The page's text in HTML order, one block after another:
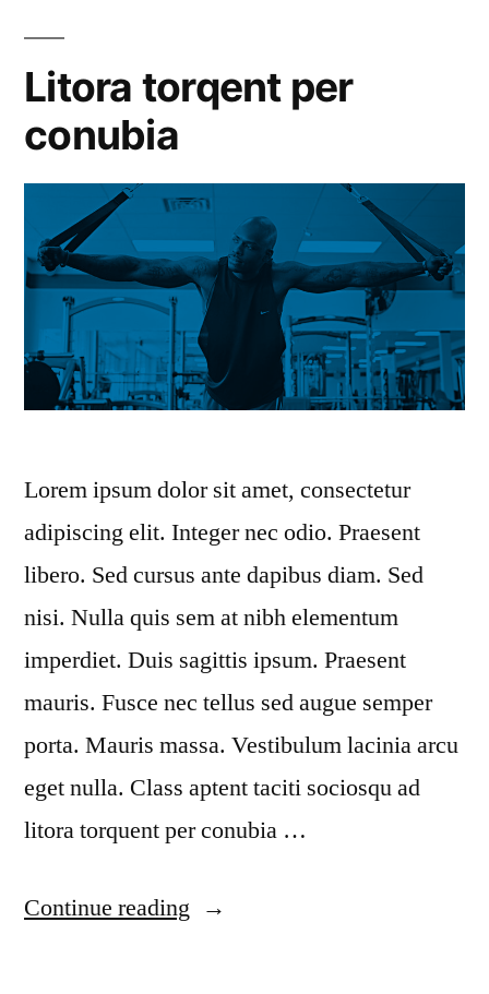
Litora torqent per
conubia
Lorem ipsum dolor sit amet, consectetur
adipiscing elit. Integer nec odio. Praesent
libero. Sed cursus ante dapibus diam. Sed
nisi. Nulla quis sem at nibh elementum
imperdiet. Duis sagittis ipsum. Praesent
mauris. Fusce nec tellus sed augue semper
porta. Mauris massa. Vestibulum lacinia arcu
eget nulla. Class aptent taciti sociosqu ad
litora torquent per conubia …
Continue reading